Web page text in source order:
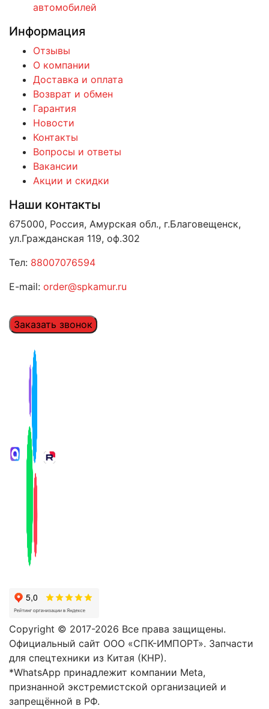
автомобилей
Информация
Отзывы
О компании
Доставка и оплата
Возврат и обмен
Гарантия
Новости
Контакты
Вопросы и ответы
Вакансии
Акции и скидки
Наши контакты
675000, Россия, Амурская обл., г.Благовещенск,
ул.Гражданская 119, оф.302
Тел: 88007076594
E-mail: order@spkamur.ru
Заказать звонок
Copyright © 2017-2026 Все права защищены.
Официальный сайт ООО «СПК-ИМПОРТ». Запчасти
для спецтехники из Китая (КНР).
*WhatsApp принадлежит компании Meta,
признанной экстремистской организацией и
запрещённой в РФ.